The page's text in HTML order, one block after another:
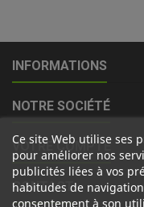
INFORMATIONS
NOTRE SOCIÉTÉ
VOTRE COMPTE
CONTACT
Ce site Web utilise ses
pour améliorer nos
publicités liées à vos
habitudes de
consentement à son